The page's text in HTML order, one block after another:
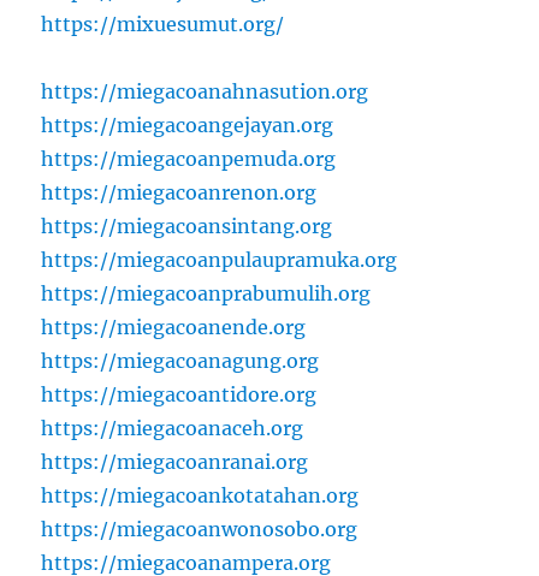
https://mixuesumut.org/
https://miegacoanahnasution.org
https://miegacoangejayan.org
https://miegacoanpemuda.org
https://miegacoanrenon.org
https://miegacoansintang.org
https://miegacoanpulaupramuka.org
https://miegacoanprabumulih.org
https://miegacoanende.org
https://miegacoanagung.org
https://miegacoantidore.org
https://miegacoanaceh.org
https://miegacoanranai.org
https://miegacoankotatahan.org
https://miegacoanwonosobo.org
https://miegacoanampera.org